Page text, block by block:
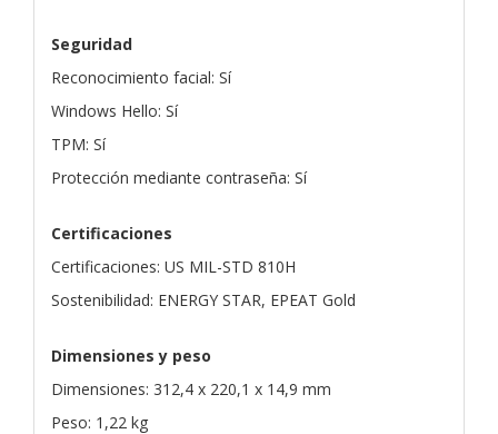
Seguridad
Reconocimiento facial: Sí
Windows Hello: Sí
TPM: Sí
Protección mediante contraseña: Sí
Certificaciones
Certificaciones: US MIL-STD 810H
Sostenibilidad: ENERGY STAR, EPEAT Gold
Dimensiones y peso
Dimensiones: 312,4 x 220,1 x 14,9 mm
Peso: 1,22 kg